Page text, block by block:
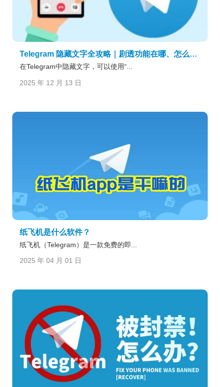
Telegram 隐藏文字全攻略｜剧透功能在哪、怎么用与常见问题说明
在Telegram中隐藏文字，可以使用“...
2025 年 12 月 13 日
纸飞机是什么软件？
纸飞机（Telegram）是一款免费的即...
2025 年 04 月 01 日